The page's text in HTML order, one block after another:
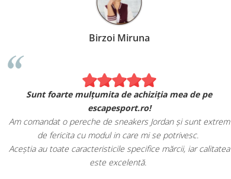
Birzoi Miruna
Sunt foarte mulțumita de achiziția mea de pe
escapesport.ro!
Am comandat o pereche de sneakers Jordan și sunt extrem
de fericita cu modul in care mi se potrivesc.
Aceștia au toate caracteristicile specifice mărcii, iar calitatea
este excelentă.